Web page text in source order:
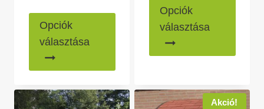
080
000 Ft
1
000 Ft
Opciók
választása
terméknek
több
van.
000 Ft
-
000 Ft
Opciók
választása
több
A
Akció!